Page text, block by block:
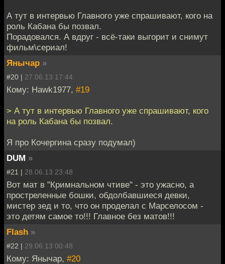
А тут в интервью Главного уже спрашивают, кого на
роль Кабана бы позвал.
Порадовался. А вдруг - всё-таки выгорит и снимут
фильм\сериал!
Янычар »
#20 | 27.06.13 17:44
Кому: Hawk1977, #19
> А тут в интервью Главного уже спрашивают, кого
на роль Кабана бы позвал.
Я про Кочергина сразу подумал)
DUM »
#21 | 28.06.13 23:48
Вот мат в "Кримнальном чтиве" - это ужасно, а
простреленные бошки, обдолбавшиеся девки,
мистер зед и то, что он проделал с Марселосом -
это детям самое то!!! Главное без матов!!!
Flash »
#22 | 29.06.13 00:48
Кому: Янычар, #20